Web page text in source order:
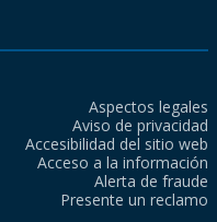
Aspectos legales
Aviso de privacidad
Accesibilidad del sitio web
Acceso a la información
Alerta de fraude
Presente un reclamo